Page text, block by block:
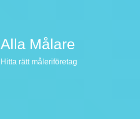
Alla Målare
Hitta rätt måleriföretag